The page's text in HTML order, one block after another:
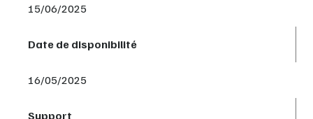
15/06/2025
Date de disponibilité
16/05/2025
Support